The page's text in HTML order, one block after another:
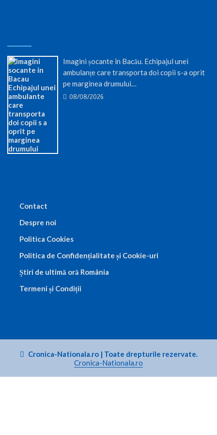
Imagini șocante în Bacău. Echipajul unei
ambulanțe care transporta doi copii s-a oprit
pe marginea drumului…
08/08/2026
Contact
Despre noi
Politica Cookies
Politica de Confidențialitate și Cookie-uri
Știri de ultimă oră România
Termeni și Condiții
Cronica-Nationala.ro | Toate drepturile rezervate.
Cronica-Nationala.ro